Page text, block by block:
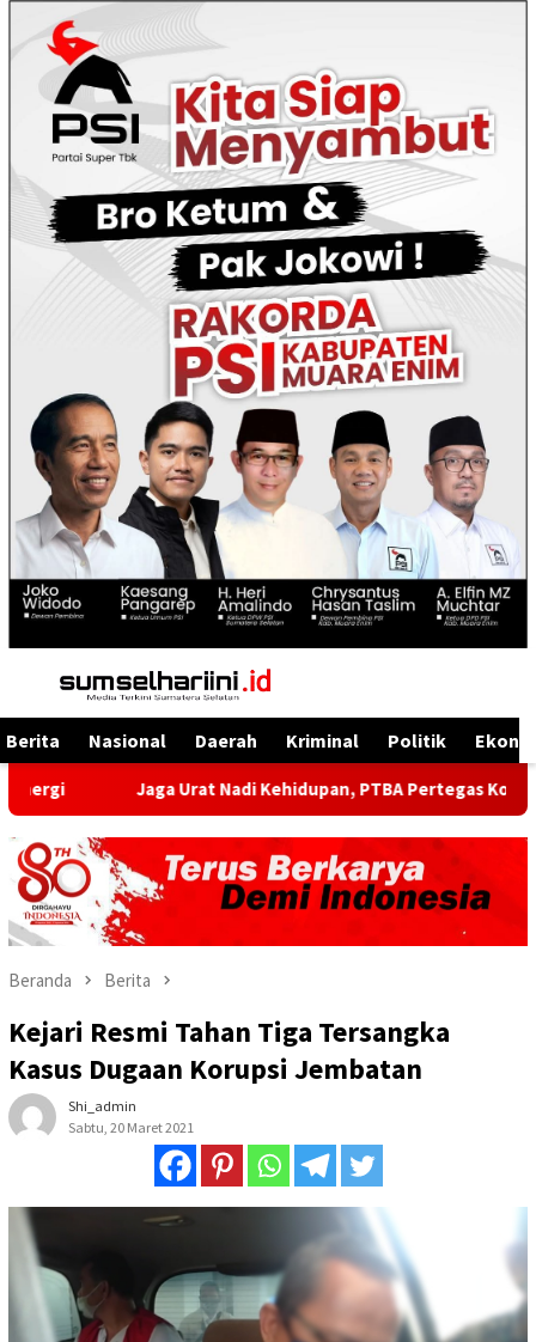
Menu
Mobile
Berita Nasional Daerah Kriminal Politik
Jaga Urat Nadi Kehidupan, PTBA Pertegas Komitmen
Beranda Berita
Kejari Resmi Tahan Tiga Tersangka
Kasus Dugaan Korupsi Jembatan
Shi_admin
Sabtu, 20 Maret 2021